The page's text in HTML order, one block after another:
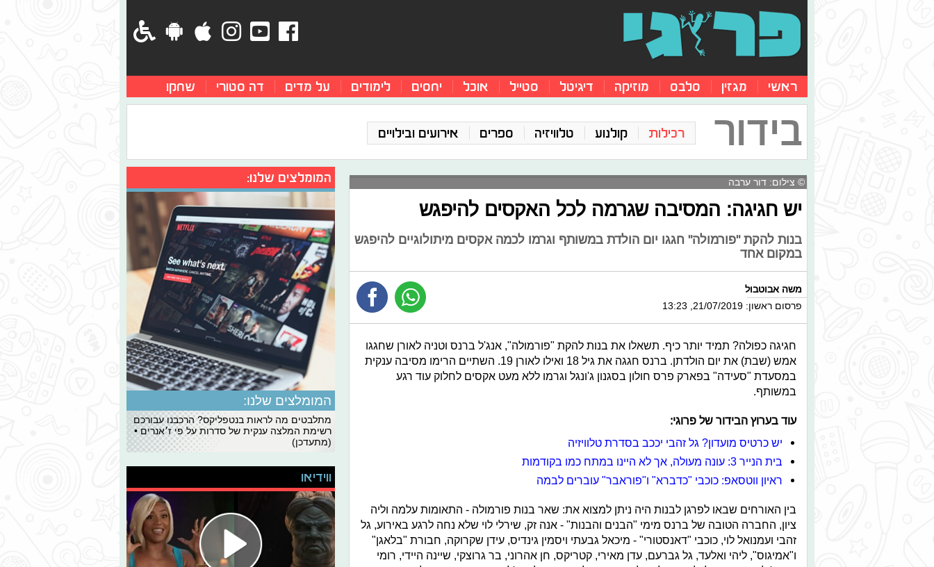
ראשי מגזין סלבס מוזיקה דיגיטל סטייל אוכל יחסים לימודים על מדים דה סטורי שחקו
בידור רכילות קולנוע טלוויזיה ספרים אירועים ובילויים
© צילום: דור ערבה
יש חגיגה: המסיבה שגרמה לכל האקסים להיפגש
בנות להקת "פורמולה" חגגו יום הולדת במשותף וגרמו לכמה אקסים מיתולוגיים להיפגש
במקום אחד
משה אבוטבול
פרסום ראשון: 21/07/2019, 13:23
חגיגה כפולה? תמיד יותר כיף. תשאלו את בנות להקת "פורמולה", אנג'ל ברנס וטניה לאורן שחגגו
אמש (שבת) את יום הולדתן. ברנס חגגה את גיל 18 ואילו לאורן 19. השתיים הרימו מסיבה ענקית
במסעדת "סעידה" בפארק פרס חולון בסגנון ג'ונגל וגרמו ללא מעט אקסים לחלוק עוד רגע
במשותף.
עוד בערוץ הבידור של פרוגי:
יש כרטיס מועדון? גל זהבי יככב בסדרת טלוויזיה
בית הנייר 3: עונה מעולה, אך לא היינו במתח כמו בקודמות
ראיון ווטסאפ: כוכבי "כדברא" ו"פוראבר" עוברים לבמה
בין האורחים שבאו לפרגן לבנות היה ניתן למצוא את: שאר בנות פורמולה - התאומות עלמה וליה
ציון, החברה הטובה של ברנס מימי "הבנים והבנות" - אנה זק, שירלי לוי שלא נחה לרגע באירוע, גל
זהבי ועמנואל לוי, כוכבי "דאנסטורי" - מיכאל גבעתי ויסמין גינדיס, עידן שקרוקה, חבורת "בלאגן"
ו"אמיגוס", ליהי ואלעד, גל גברעם, עדן מאירי, קטריקס, חן אהרוני, בר גרוצקי, שיינה היידי, רומי
המומלצים שלנו:
המומלצים שלנו:
מתלבטים מה לראות בנטפליקס? הרכבנו עבורכם
רשימת המלצה ענקית של סדרות על פי ז׳אנרים •
(מתעדכן)
ווידיאו